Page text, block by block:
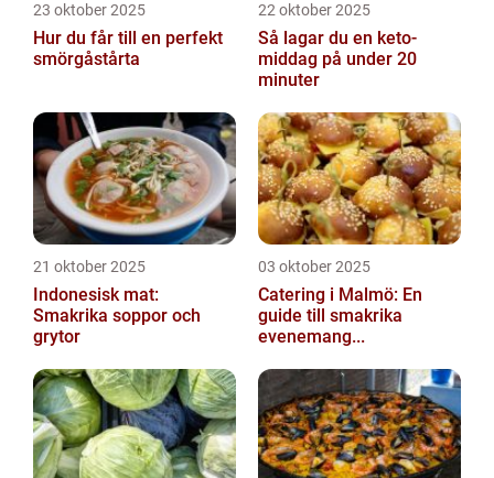
23 oktober 2025
Hur du får till en perfekt
smörgåstårta
22 oktober 2025
Så lagar du en keto-
middag på under 20
minuter
21 oktober 2025
Indonesisk mat:
Smakrika soppor och
grytor
03 oktober 2025
Catering i Malmö: En
guide till smakrika
evenemang...